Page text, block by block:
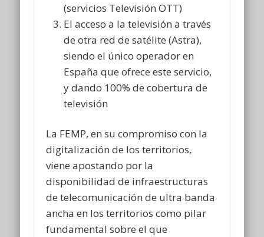
(servicios Televisión OTT)
El acceso a la televisión a través
de otra red de satélite (Astra),
siendo el único operador en
España que ofrece este servicio,
y dando 100% de cobertura de
televisión
La FEMP, en su compromiso con la
digitalización de los territorios,
viene apostando por la
disponibilidad de infraestructuras
de telecomunicación de ultra banda
ancha en los territorios como pilar
fundamental sobre el que